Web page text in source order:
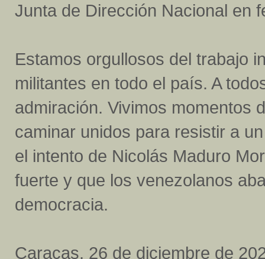
Junta de Dirección Nacional en
Estamos orgullosos del trabajo
militantes en todo el país. A
admiración. Vivimos momentos
caminar unidos para resistir a
el intento de Nicolás Maduro
fuerte y que los venezolanos
democracia.
Caracas, 26 de diciembre de